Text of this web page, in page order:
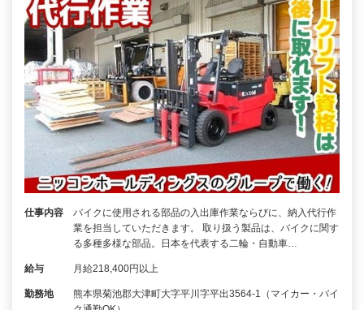
仕事内容
バイクに使用される部品の入出庫作業ならびに、納入代行作
業を担当していただきます。 取り扱う製品は、バイクに関す
る多種多様な部品。日本を代表する二輪・自動車…
給与 月給218,400円以上
勤務地
熊本県菊池郡大津町大字平川字平出3564-1（マイカー・バイ